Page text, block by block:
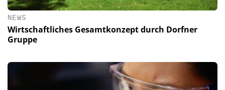
NEWS
Wirtschaftliches Gesamtkonzept durch Dorfner
Gruppe